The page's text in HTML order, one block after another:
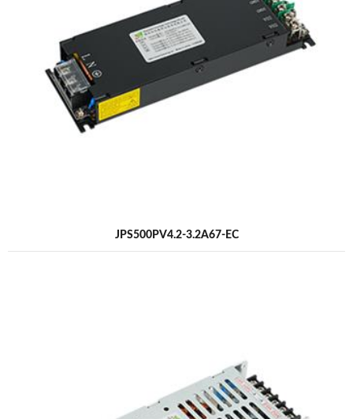
JPS500PV4.2-3.2A67-EC